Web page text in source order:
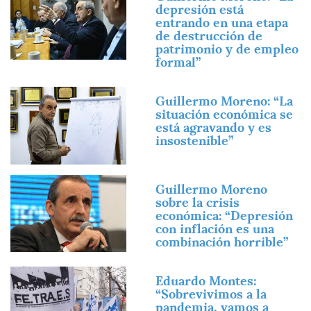
depresión está
entrando en una etapa
de destrucción de
patrimonio y de empleo
formal”
Imagen
Guillermo Moreno: “La
situación económica se
está agravando y es
insostenible”
Imagen
Guillermo Moreno
sobre la crisis
económica: “Depresión
con inflación es una
combinación horrible”
Imagen
Eduardo Montes:
“Sobrevivimos a la
pandemia, vamos a